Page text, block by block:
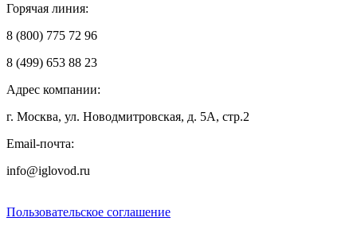
Горячая линия:
8 (800) 775 72 96
8 (499) 653 88 23
Адрес компании:
г. Москва, ул. Новодмитровская, д. 5А, стр.2
Email-почта:
info@iglovod.ru
Пользовательское соглашение